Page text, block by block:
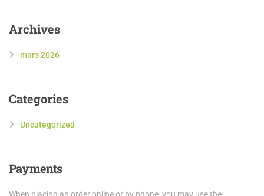
Archives
mars 2026
Categories
Uncategorized
Payments
When placing an order online or by phone, you may use the